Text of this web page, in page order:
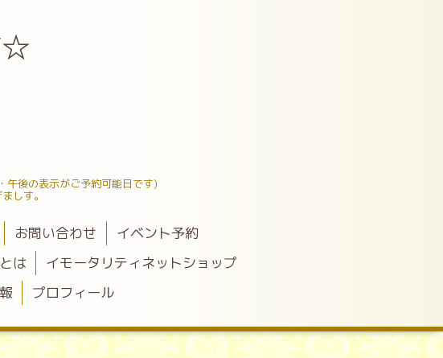
午後の表示がご予約可能日です)
しす。
お問い合わせ
イベント予約
は
イモータリティネットショップ
プロフィール